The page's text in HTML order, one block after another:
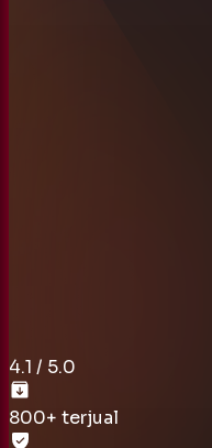
4.1 / 5.0
800+ terjual